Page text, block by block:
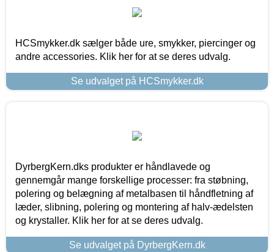
HCSmykker.dk sælger både ure, smykker, piercinger og
andre accessories. Klik her for at se deres udvalg.
Se udvalget på HCSmykker.dk
DyrbergKern.dks produkter er håndlavede og
gennemgår mange forskellige processer: fra støbning,
polering og belægning af metalbasen til håndfletning af
læder, slibning, polering og montering af halv-ædelsten
og krystaller. Klik her for at se deres udvalg.
Se udvalget på DyrbergKern.dk